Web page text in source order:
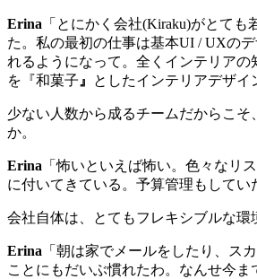
Erina 「とにかく会社(Kiraku)がとても
た。私の最初の仕事は基本UI / UXの
れるようになって。全くインテリア
を『和菓子 』 としたインテリアデザイ
少ない人数から成るチームだからこ
か。
Erina 「怖いといえば怖い。色々なリ
に付いてきている。予算管理もして
会社自体は、とてもフレキシブルな環
Erina 「朝は家でメールをしたり、ス
ことにもだいぶ慣れたわ。なんせ今ま